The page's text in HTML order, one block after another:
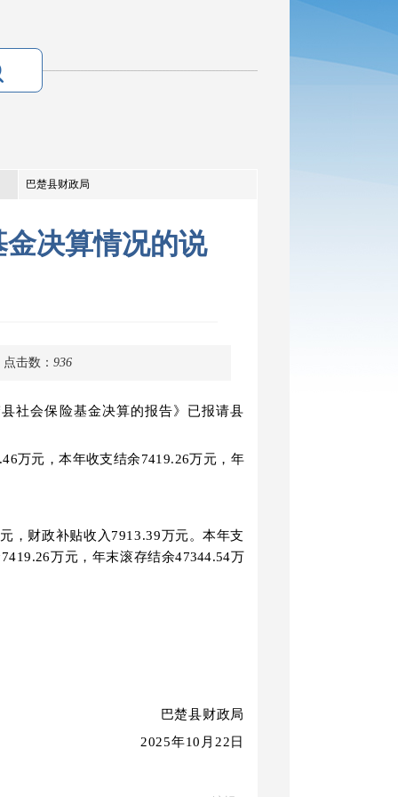
巴楚县财政局
决算情况的说
点击数： 936
社会保险基金决算的报告》已报请县
万元，本年收支结余7419.26万元，年
，财政补贴收入 7913.39万元。本年支
7419.26万元，年末滚存结余47344.54万
巴楚县财政局
2025年10 月22日